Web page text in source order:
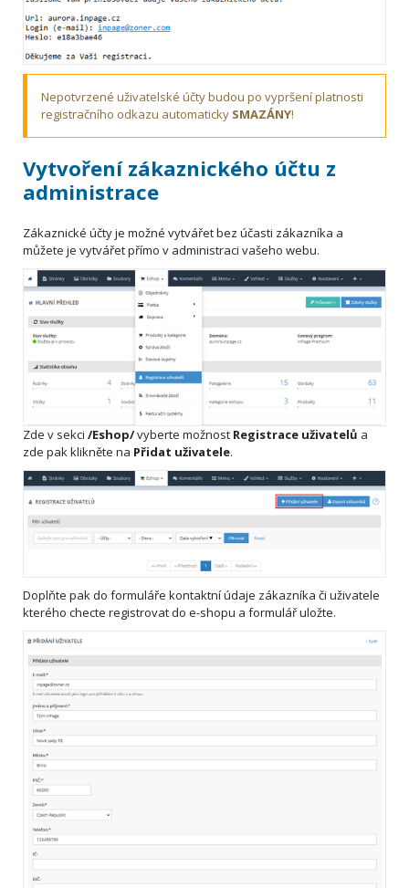
Nepotvrzené uživatelské účty budou po vypršení platnosti
registračního odkazu automaticky SMAZÁNY!
Vytvoření zákaznického účtu z
administrace
Zákaznické účty je možné vytvářet bez účasti zákazníka a
můžete je vytvářet přímo v administraci vašeho webu.
Zde v sekci /Eshop/vyberte možnost Registrace uživatelů a
zde pak klikněte na Přidat uživatele.
Doplňte pak do formuláře kontaktní údaje zákazníka či uživatele
kterého checte registrovat do e-shopu a formulář uložte.